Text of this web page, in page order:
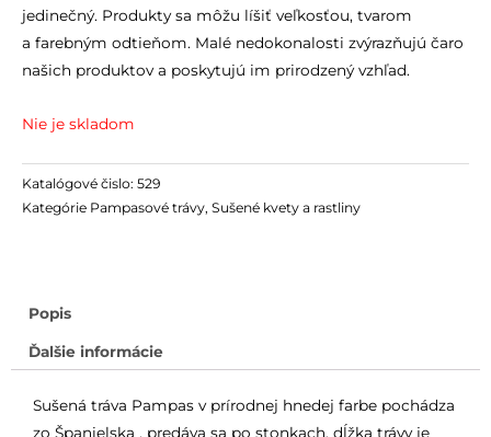
jedinečný. Produkty sa môžu líšiť veľkosťou, tvarom
a farebným odtieňom. Malé nedokonalosti zvýrazňujú čaro
našich produktov a poskytujú im prirodzený vzhľad.
Nie je skladom
Katalógové čislo: 529
Kategórie Pampasové trávy, Sušené kvety a rastliny
Popis
Ďalšie informácie
Sušená tráva Pampas v prírodnej hnedej farbe pochádza
zo Španielska , predáva sa po stonkach, dĺžka trávy je